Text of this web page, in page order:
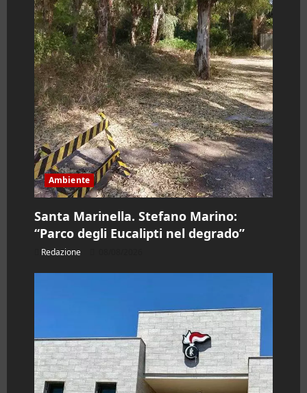
c
o
l
o
Ambiente
Santa Marinella. Stefano Marino:
“Parco degli Eucalipti nel degrado”
Redazione